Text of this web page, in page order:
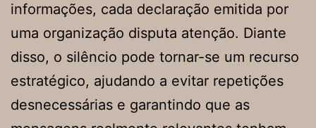
informações, cada declaração emitida por
uma organização disputa atenção. Diante
disso, o silêncio pode tornar-se um recurso
estratégico, ajudando a evitar repetições
desnecessárias e garantindo que as